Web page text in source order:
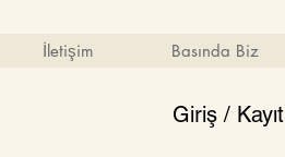
İletişim Basında Biz
Giriş / Kayıt